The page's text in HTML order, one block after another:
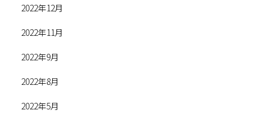
2022年12月
2022年11月
2022年9月
2022年8月
2022年5月